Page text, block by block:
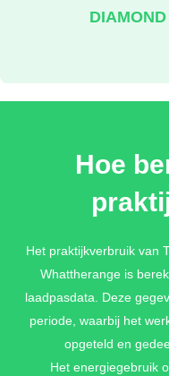
Hoe
Het praktijkverbruik van
Whattherange is
laadpasdata. Deze
periode, waarbij het
opgeteld en
Het energiegebruik